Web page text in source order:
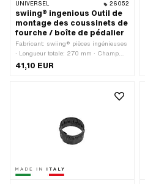
UNIVERSEL 26052
swiing® ingenious Outil de
montage des coussinets de
fourche / boîte de pédalier
Fabricant: swiing® pièces ingénieuses
· Longueur totale: 270 mm · Champ
d'application: Outils spéciaux
41,10 EUR